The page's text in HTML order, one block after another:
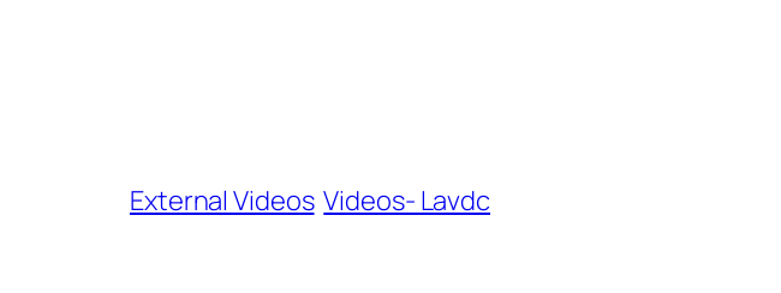
External Videos Videos- Lavdc